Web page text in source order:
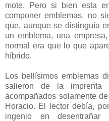
mote. Pero si bien esta
componer emblemas, no
que, aunque se distinguía
un emblema, una
normal era que lo que
híbrido.
Los bellísimos emblemas
salieron de la imprenta
acompañados solamente
Horacio. El lector debía,
ingenio en